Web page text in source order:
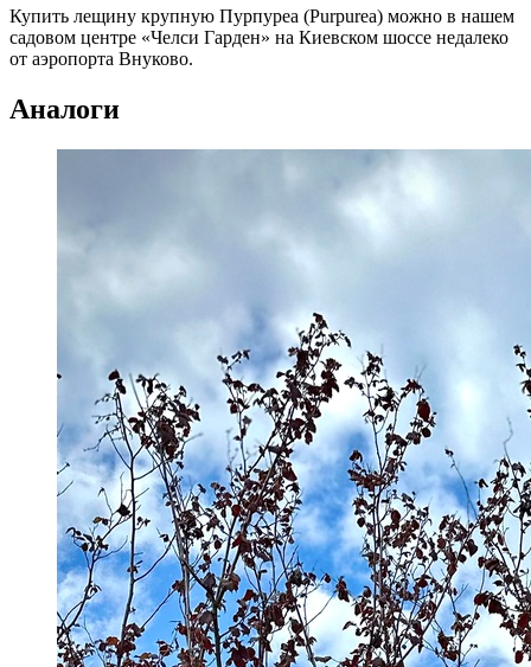
Купить лещину крупную Пурпуреа (Purpurea) можно в нашем
садовом центре «Челси Гарден» на Киевском шоссе недалеко
от аэропорта Внуково.
Аналоги